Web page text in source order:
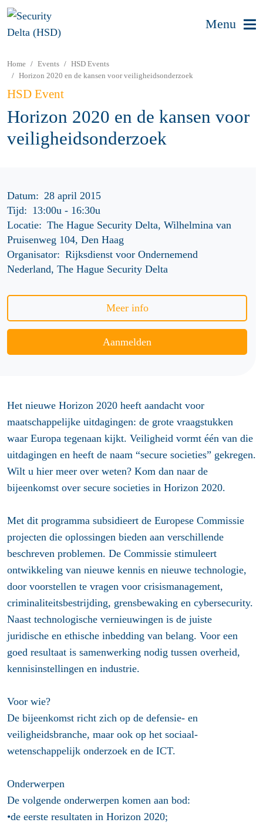
Menu
Home Events
HSD Events
Horizon 2020 en de kansen voor veiligheidsonderzoek
HSD Event
Horizon 2020 en de kansen voor
veiligheidsonderzoek
Datum: 28 april 2015
Tijd: 13:00u- 16:30u
Locatie: The Hague Security Delta, Wilhelmina van
Pruisenweg 104, Den Haag
Organisator: Rijksdienst voor Ondernemend
Nederland, The Hague Security Delta
Meer info
Aanmelden
Het nieuwe Horizon 2020 heeft aandacht voor
maatschappelijke uitdagingen: de grote vraagstukken
waar Europa tegenaan kijkt. Veiligheid vormt één van die
uitdagingen en heeft de naam “secure societies” gekregen.
Wilt u hier meer over weten? Kom dan naar de
bijeenkomst over secure societies in Horizon 2020.
Met dit programma subsidieert de Europese Commissie
projecten die oplossingen bieden aan verschillende
beschreven problemen. De Commissie stimuleert
ontwikkeling van nieuwe kennis en nieuwe technologie,
door voorstellen te vragen voor crisismanagement,
criminaliteitsbestrijding, grensbewaking en cybersecurity.
Naast technologische vernieuwingen is de juiste
juridische en ethische inbedding van belang. Voor een
goed resultaat is samenwerking nodig tussen overheid,
kennisinstellingen en industrie.
Voor wie?
De bijeenkomst richt zich op de defensie- en
veiligheidsbranche, maar ook op het sociaal-
wetenschappelijk onderzoek en de ICT.
Onderwerpen
De volgende onderwerpen komen aan bod:
•de eerste resultaten in Horizon 2020;